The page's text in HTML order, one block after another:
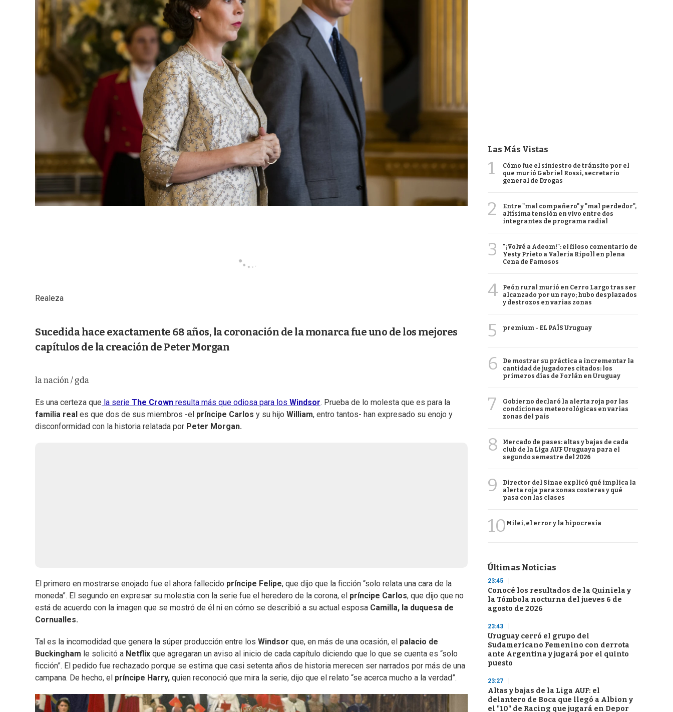
Realeza
Sucedida hace exactamente 68 años, la coronación de la monarca fue uno de los mejores
capítulos de la creación de Peter Morgan
la nación / gda
Es una certeza que la serie The Crown resulta más que odiosa para los Windsor. Prueba de lo molesta que es para la
familia real es que dos de sus miembros -el príncipe Carlos y su hijo William, entro tantos- han expresado su enojo y
disconformidad con la historia relatada por Peter Morgan.
El primero en mostrarse enojado fue el ahora fallecido príncipe Felipe, que dijo que la ficción “solo relata una cara de la
moneda”. El segundo en expresar su molestia con la serie fue el heredero de la corona, el príncipe Carlos, que dijo que no
está de acuerdo con la imagen que se mostró de él ni en cómo se describió a su actual esposa Camilla, la duquesa de
Cornualles.
Tal es la incomodidad que genera la súper producción entre los Windsor que, en más de una ocasión, el palacio de
Buckingham le solicitó a Netflix que agregaran un aviso al inicio de cada capítulo diciendo que lo que se cuenta es “solo
ficción”. El pedido fue rechazado porque se estima que casi setenta años de historia merecen ser narrados por más de una
campana. De hecho, el príncipe Harry, quien reconoció que mira la serie, dijo que el relato “se acerca mucho a la verdad”.
Las Más Vistas
1
Cómo fue el siniestro de tránsito por el
que murió Gabriel Rossi, secretario
general de Drogas
2
Entre "mal compañero" y "mal perdedor",
altísima tensión en vivo entre dos
integrantes de programa radial
3
"¡Volvé a Adeom!": el filoso comentario de
Yesty Prieto a Valeria Ripoll en plena
Cena de Famosos
4
Peón rural murió en Cerro Largo tras ser
alcanzado por un rayo; hubo desplazados
y destrozos en varias zonas
5 premium - EL PAÍS Uruguay
6
De mostrar su práctica a incrementar la
cantidad de jugadores citados: los
primeros días de Forlán en Uruguay
7
Gobierno declaró la alerta roja por las
condiciones meteorológicas en varias
zonas del país
8
Mercado de pases: altas y bajas de cada
club de la Liga AUF Uruguaya para el
segundo semestre del 2026
9
Director del Sinae explicó qué implica la
alerta roja para zonas costeras y qué
pasa con las clases
10 Milei, el error y la hipocresía
Últimas Noticias
23:45
Conocé los resultados de la Quiniela y
la Tómbola nocturna del jueves 6 de
agosto de 2026
23:43
Uruguay cerró el grupo del
Sudamericano Femenino con derrota
ante Argentina y jugará por el quinto
puesto
23:27
Altas y bajas de la Liga AUF: el
delantero de Boca que llegó a Albion y
el "10" de Racing que jugará en Depor